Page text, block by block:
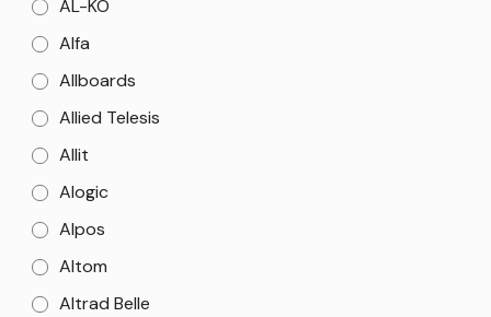
AL-KO
Alfa
Allboards
Allied Telesis
Allit
Alogic
Alpos
Altom
Altrad Belle